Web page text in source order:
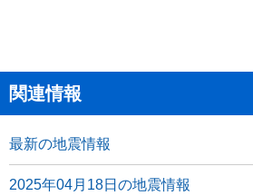
関連情報
最新の地震情報
2025年04月18日の地震情報